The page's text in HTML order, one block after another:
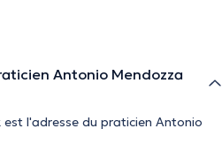
Antonio Mendozza
l'adresse du praticien Antonio